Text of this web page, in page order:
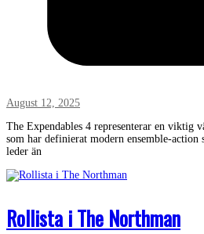
August 12, 2025
The Expendables 4 representerar en viktig
som har definierat modern ensemble-action
leder än
Rollista i The Northman